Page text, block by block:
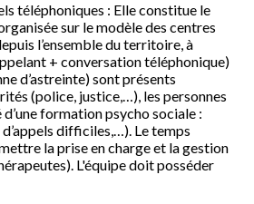
téléphoniques : Elle constitue le
sur le modèle des centres
l’ensemble du territoire, à
+ conversation téléphonique)
d’astreinte) sont présents
(police, justice,…), les personnes
formation psycho sociale :
difficiles,…). Le temps
la prise en charge et la gestion
L'équipe doit posséder